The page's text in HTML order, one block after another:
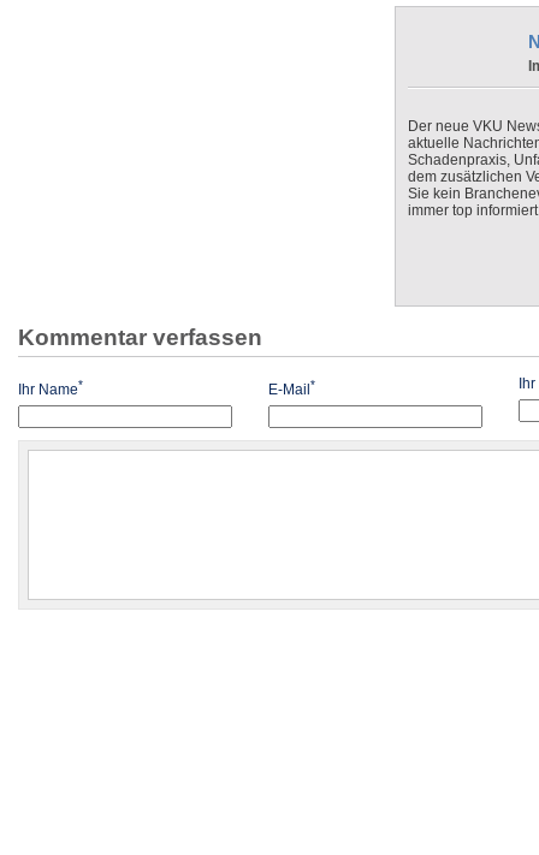
Der neue VKU
aktuelle
Schadenpraxis,
dem zusätzlichen
Sie kein
immer top
Kommentar verfassen
Ihr Name* E-Mail* Ihr